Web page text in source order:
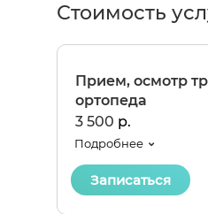
Стоимость
Прием, осмотр
ортопеда
3 500 р.
Подробнее
Записаться